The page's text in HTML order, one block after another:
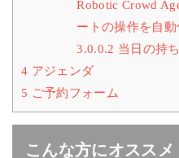
Robotic Crowd
ートの操作を自
3.0.0.2 当日の持
4 アジェンダ
5 ご予約フォーム
こんな方にオススメ